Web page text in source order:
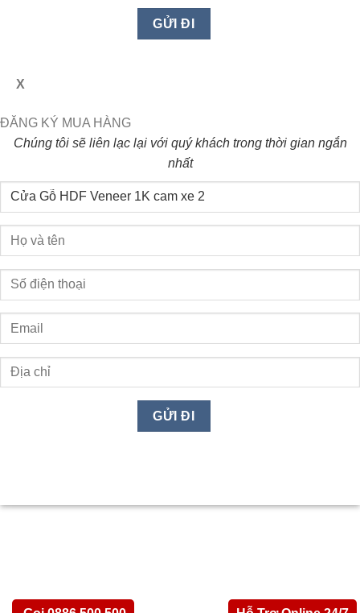
X
ĐĂNG KÝ MUA HÀNG
Chúng tôi sẽ liên lạc lại với quý khách trong thời gian ngắn
nhất